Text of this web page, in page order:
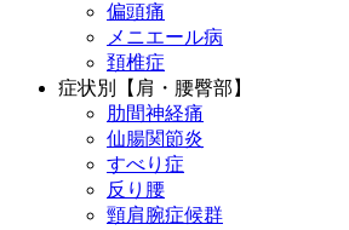
偏頭痛
メニエール病
頚椎症
症状別【肩・腰臀部】
肋間神経痛
仙腸関節炎
すべり症
反り腰
頸肩腕症候群